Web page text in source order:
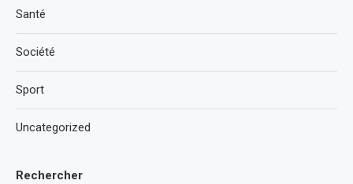
Rechercher
Santé
Société
Sport
Uncategorized